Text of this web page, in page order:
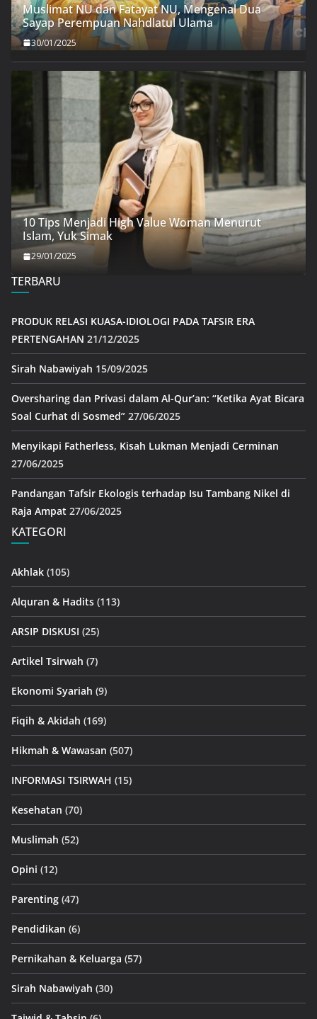
Muslimat NU dan Fatayat NU, Mengenal Dua
Sayap Perempuan Nahdlatul Ulama
30/01/2025
10 Tips Menjadi High Value Woman Menurut
Islam, Yuk Simak
29/01/2025
TERBARU
PRODUK RELASI KUASA-IDIOLOGI PADA TAFSIR ERA
PERTENGAHAN 21/12/2025
Sirah Nabawiyah 15/09/2025
Oversharing dan Privasi dalam Al-Qur’an: “Ketika Ayat Bicara
Soal Curhat di Sosmed” 27/06/2025
Menyikapi Fatherless, Kisah Lukman Menjadi Cerminan
27/06/2025
Pandangan Tafsir Ekologis terhadap Isu Tambang Nikel di
Raja Ampat 27/06/2025
KATEGORI
Akhlak (105)
Alquran & Hadits (113)
ARSIP DISKUSI (25)
Artikel Tsirwah (7)
Ekonomi Syariah (9)
Fiqih & Akidah (169)
Hikmah & Wawasan (507)
INFORMASI TSIRWAH (15)
Kesehatan (70)
Muslimah (52)
Opini (12)
Parenting (47)
Pendidikan (6)
Pernikahan & Keluarga (57)
Sirah Nabawiyah (30)